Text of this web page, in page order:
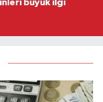
büyük ilgi